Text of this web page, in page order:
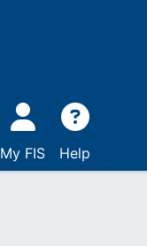
My FIS Help